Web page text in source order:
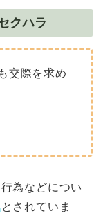
クハラ
交際を求め
為などについ
とされていま